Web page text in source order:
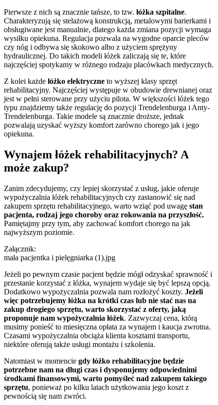
Pierwsze z nich są znacznie tańsze, to tzw. łóżka szpitalne.
Charakteryzują się stelażową konstrukcją, metalowymi barierkami i
obsługiwane jest manualnie, dlatego każda zmiana pozycji wymaga
wysiłku opiekuna. Regulacja pozwala na wygodne oparcie pleców
czy nóg i odbywa się skokowo albo z użyciem sprężyny
hydraulicznej. Do takich modeli łóżek zaliczają się te, które
najczęściej spotykamy w różnego rodzaju placówkach medycznych.
Z kolei każde łóżko elektryczne to wyższej klasy sprzęt
rehabilitacyjny. Najczęściej występuje w obudowie drewnianej oraz
jest w pełni sterowane przy użyciu pilota. W większości łóżek tego
typu znajdziemy także regulację do pozycji Trendelenburga i Anty-
Trendelenburga. Takie modele są znacznie droższe, jednak
pozwalają uzyskać wyższy komfort zarówno chorego jak i jego
opiekuna.
Wynajem łóżek rehabilitacyjnych? A
może zakup?
Zanim zdecydujemy, czy lepiej skorzystać z usług, jakie oferuje
wypożyczalnia łóżek rehabilitacyjnych czy zastanowić się nad
zakupem sprzętu rehabilitacyjnego, warto wziąć pod uwagę stan
pacjenta, rodzaj jego choroby oraz rokowania na przyszłość.
Pamiętajmy przy tym, aby zachować komfort chorego na jak
najwyższym poziomie.
Załącznik:
mała pacjentka i pielęgniarka (1).jpg
Jeżeli po pewnym czasie pacjent będzie mógł odzyskać sprawność i
przestanie korzystać z łóżka, wynajem wydaje się być lepszą opcją.
Dodatkowo wypożyczalnia pozwala nam rozłożyć koszty. Jeżeli
więc potrzebujemy łóżka na krótki czas lub nie stać nas na
zakup drogiego sprzętu, warto skorzystać z oferty, jaką
proponuje nam wypożyczalnia łóżek. Zazwyczaj cena, którą
musimy ponieść to miesięczna opłata za wynajem i kaucja zwrotna.
Czasami wypożyczalnia obciąża klienta kosztami transportu,
niektóre oferują także usługi montażu i szkolenia.
Natomiast w momencie gdy łóżko rehabilitacyjne będzie
potrzebne nam na długi czas i dysponujemy odpowiednimi
środkami finansowymi, warto pomyśleć nad zakupem takiego
sprzętu, ponieważ po kilku latach użytkowania jego koszt z
pewnością się nam zwróci.